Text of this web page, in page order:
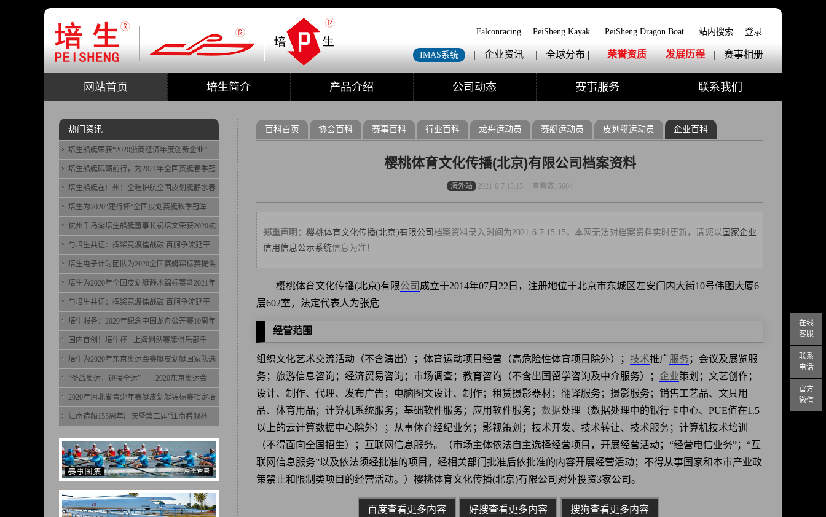
在线
客服
联系
电话
官方
微信
Falconracing PeiSheng Kayak PeiSheng Dragon Boat 站内搜索 登录
IMAS系统 | 企业资讯 | 全球分布 | 荣誉资质 | 发展历程 | 赛事相册
网站首页 培生简介 产品介绍 公司动态 赛事服务 联系我们
百科首页 协会百科 赛事百科 行业百科 龙舟运动员 赛艇运动员 皮划艇运动员 企业百科
樱桃体育文化传播(北京)有限公司档案资料
海外站 2021-6-7 15:15 查看数: 5664
郑重声明：樱桃体育文化传播(北京)有限公司 档案资料录入时间为2021-6-7 15:15，本网无法对档案资料实时更新，请您以 国家企业
信用信息公示系统信息为准！
樱桃体育文化传播(北京)有限公司 成立于2014年07月22日，注册地位于北京市东城区左安门内大街10号伟图大厦6
层602室，法定代表人为张危
经营范围
组织文化艺术交流活动（不含演出）；体育运动项目经营（高危险性体育项目除外）； 技术推广服务 ；会议及展览服
务；旅游信息咨询；经济贸易咨询；市场调查；教育咨询（不含出国留学咨询及中介服务）； 企业策划；文艺创作；
设计、制作、代理、发布广告；电脑图文设计、制作；租赁摄影器材；翻译服务；摄影服务；销售工艺品、文具用
品、体育用品；计算机系统服务；基础软件服务；应用软件服务； 数据处理（数据处理中的银行卡中心、PUE值在1.5
以上的云计算数据中心除外）；从事体育经纪业务；影视策划；技术开发、技术转让、技术服务；计算机技术培训
（不得面向全国招生）；互联网信息服务。（市场主体依法自主选择经营项目，开展经营活动；“经营电信业务”；“互
联网信息服务”以及依法须经批准的项目，经相关部门批准后依批准的内容开展经营活动；不得从事国家和本市产业政
策禁止和限制类项目的经营活动。）樱桃体育文化传播(北京)有限公司对外投资3家公司。
百度查看更多内容 好搜查看更多内容 搜狗查看更多内容
热门资讯
培生船艇荣获“2020浙商经济年度创新企业”
培生船艇砥砺前行，为2021年全国赛艇春季冠
培生船艇在广州：全程护航全国皮划艇静水春
培生为2020“建行杯”全国皮划赛艇秋季冠军
杭州千岛湖培生船艇董事长祝培文荣获2020杭
与培生共证：挥桨竞渡擂战鼓 百舸争流延平
培生电子计时团队为2020全国赛艇锦标赛提供
培生为2020年全国皮划艇静水锦标赛暨2021年
与培生共证：挥桨竞渡擂战鼓 百舸争流延平
培生服务：2020年纪念中国龙舟公开赛10周年
国内首创！培生杯 · 上海划然赛艇俱乐部千
培生为2020年东京奥运会赛艇皮划艇国家队选
“备战奥运，迎接全运”——2020东京奥运会
2020年河北省青少年赛艇皮划艇锦标赛指定培
江南造船155周年厂庆暨第二届“江南看舰杯